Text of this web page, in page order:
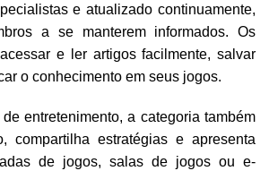
e atualizado continuamente,
a se manterem informados. Os
e ler artigos facilmente, salvar
o conhecimento em seus jogos.
entretenimento, a categoria também
compartilha estratégias e apresenta
de jogos, salas de jogos ou e-